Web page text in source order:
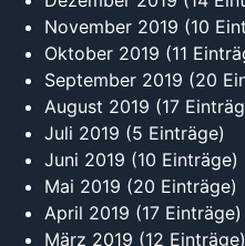
November 2019 (10
Oktober 2019 (11
September 2019 (20
August 2019 (17
Juli 2019 (5 Einträge)
Juni 2019 (10 Einträge)
Mai 2019 (20 Einträge)
April 2019 (17 Einträge)
März 2019 (12 Einträge)